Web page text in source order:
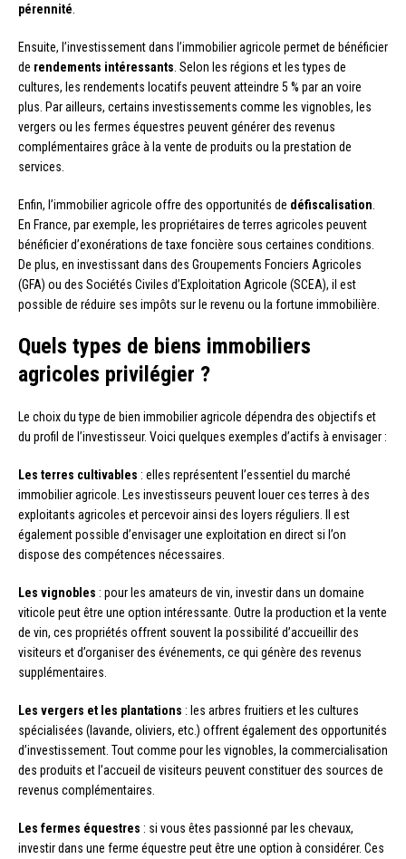
pérennité
Ensuite, l’investissement dans l’immobilier agricole permet de bénéficier
de rendements intéressants . Selon les régions et les types de
cultures, les rendements locatifs peuvent atteindre 5 % par an voire
plus. Par ailleurs, certains investissements comme les vignobles, les
vergers ou les fermes équestres peuvent générer des revenus
complémentaires grâce à la vente de produits ou la prestation de
services.
Enfin, l’immobilier agricole offre des opportunités de défiscalisation
En France, par exemple, les propriétaires de terres agricoles peuvent
bénéficier d’exonérations de taxe foncière sous certaines conditions.
De plus, en investissant dans des Groupements Fonciers Agricoles
(GFA) ou des Sociétés Civiles d’Exploitation Agricole (SCEA), il est
possible de réduire ses impôts sur le revenu ou la fortune immobilière.
Quels types de biens immobiliers
agricoles privilégier ?
Le choix du type de bien immobilier agricole dépendra des objectifs et
du profil de l’investisseur. Voici quelques exemples d’actifs à envisager :
Les terres cultivables : elles représentent l’essentiel du marché
immobilier agricole. Les investisseurs peuvent louer ces terres à des
exploitants agricoles et percevoir ainsi des loyers réguliers. Il est
également possible d’envisager une exploitation en direct si l’on
dispose des compétences nécessaires.
Les vignobles : pour les amateurs de vin, investir dans un domaine
viticole peut être une option intéressante. Outre la production et la vente
de vin, ces propriétés offrent souvent la possibilité d’accueillir des
visiteurs et d’organiser des événements, ce qui génère des revenus
supplémentaires.
Les vergers et les plantations : les arbres fruitiers et les cultures
spécialisées (lavande, oliviers, etc.) offrent également des opportunités
d’investissement. Tout comme pour les vignobles, la commercialisation
des produits et l’accueil de visiteurs peuvent constituer des sources de
revenus complémentaires.
Les fermes équestres : si vous êtes passionné par les chevaux,
investir dans une ferme équestre peut être une option à considérer. Ces